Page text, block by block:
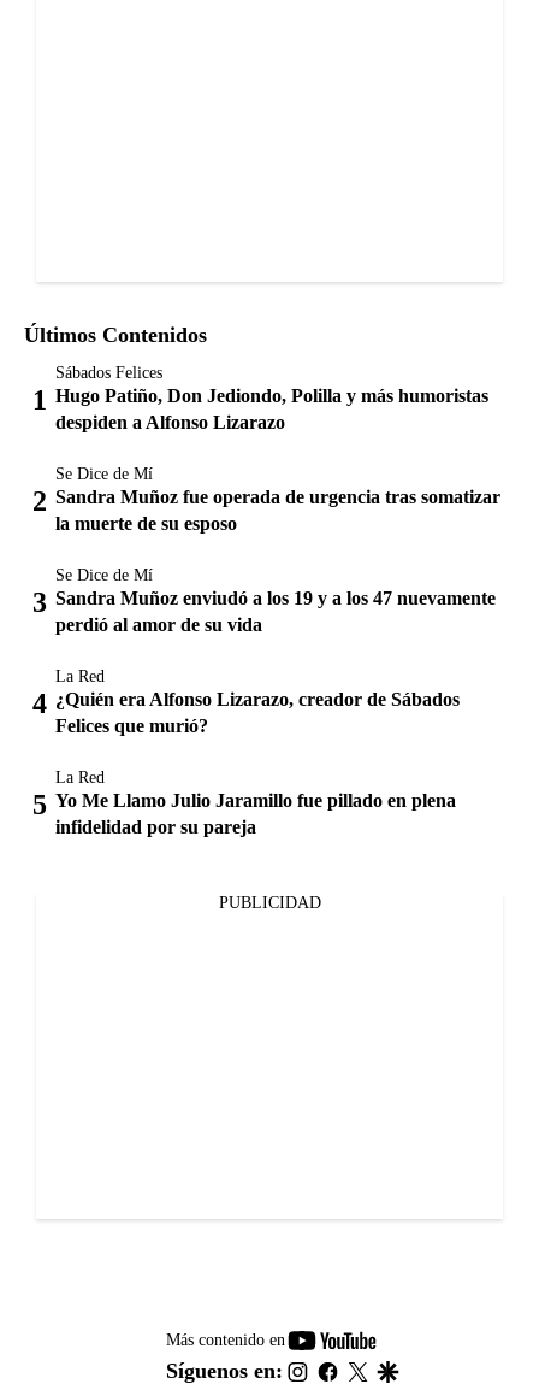
Últimos Contenidos
Sábados Felices
Hugo Patiño, Don Jediondo, Polilla y más humoristas
despiden a Alfonso Lizarazo
Se Dice de Mí
Sandra Muñoz fue operada de urgencia tras somatizar
la muerte de su esposo
Se Dice de Mí
Sandra Muñoz enviudó a los 19 y a los 47 nuevamente
perdió al amor de su vida
La Red
¿Quién era Alfonso Lizarazo, creador de Sábados
Felices que murió?
La Red
Yo Me Llamo Julio Jaramillo fue pillado en plena
infidelidad por su pareja
PUBLICIDAD
Más contenido en
youtube-
footer
Síguenos en: instagram
facebook
twitter